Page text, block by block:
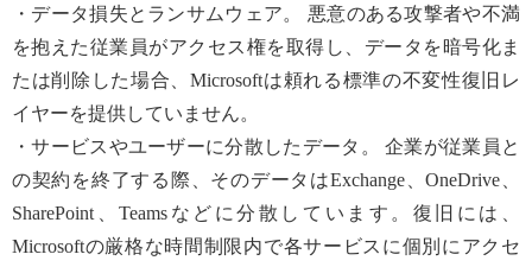
・データ損失とランサムウェア。 悪意のある攻撃者や不満
を抱えた従業員がアクセス権を取得し、データを暗号化ま
たは削除した場合、Microsoftは頼れる標準の不変性復旧レ
イヤーを提供していません。
・サービスやユーザーに分散したデータ。 企業が従業員と
の契約を終了する際、そのデータはExchange、OneDrive、
SharePoint、Teamsなどに分散しています。復旧には、
Microsoftの厳格な時間制限内で各サービスに個別にアクセ